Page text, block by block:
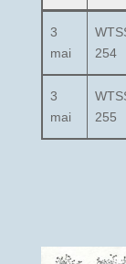
3
mai
254
3
mai
255